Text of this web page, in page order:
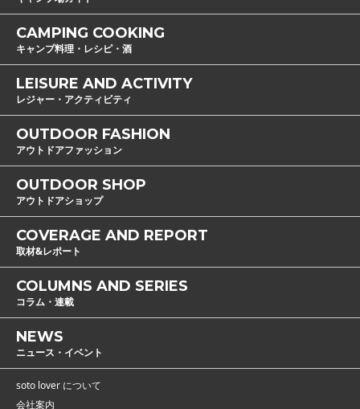
CAMPING COOKING
キャンプ料理・レシピ・酒
LEISURE AND ACTIVITY
レジャー・アクティビティ
OUTDOOR FASHION
アウトドアファッション
OUTDOOR SHOP
アウトドアショップ
COVERAGE AND REPORT
取材&レポート
COLUMNS AND SERIES
コラム・連載
NEWS
ニュース・イベント
soto lover について
会社案内